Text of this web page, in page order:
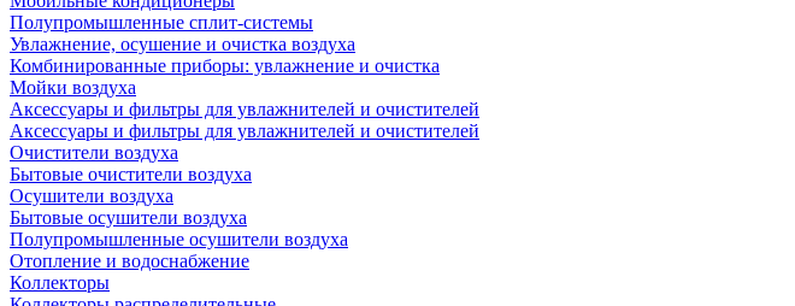
Полупромышленные сплит-системы
Увлажнение, осушение и очистка воздуха
Комбинированные приборы: увлажнение и очистка
Мойки воздуха
Аксессуары и фильтры для увлажнителей и очистителей
Аксессуары и фильтры для увлажнителей и очистителей
Очистители воздуха
Бытовые очистители воздуха
Осушители воздуха
Бытовые осушители воздуха
Полупромышленные осушители воздуха
Отопление и водоснабжение
Коллекторы